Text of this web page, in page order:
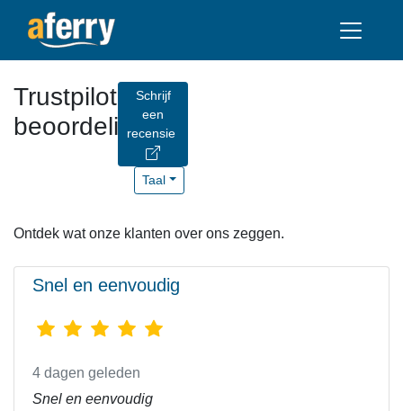
Trustpilot-
beoordelingen
Schrijf
een
recensie
Taal
Ontdek wat onze klanten over ons zeggen.
Snel en eenvoudig
4 dagen geleden
Snel en eenvoudig